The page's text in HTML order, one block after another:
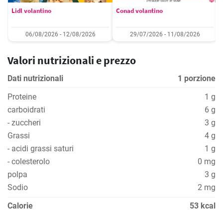
Lidl volantino
06/08/2026 - 12/08/2026
Conad volantino
29/07/2026 - 11/08/2026
Valori nutrizionali e prezzo
Dati nutrizionali
1 porzione
Proteine
1 g
carboidrati
6 g
- zuccheri
3 g
Grassi
4 g
- acidi grassi saturi
1 g
- colesterolo
0 mg
polpa
3 g
Sodio
2 mg
Calorie
53 kcal